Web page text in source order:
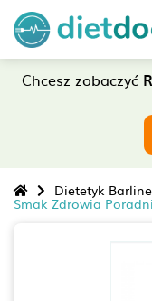
Chcesz zobaczyć
Dietetyk
Smak Zdrowia